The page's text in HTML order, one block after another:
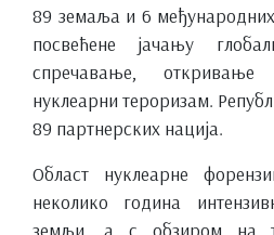
89 земаља и 6 међународних
посвећене јачању
спречавање,
нуклеарни тероризам.
89 партнерских нација.
Област нуклеарне
неколико година
земљи, а с обзиром на